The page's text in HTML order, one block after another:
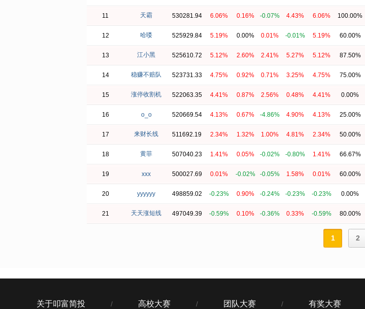
11 天霸 530281.94 6.06% 0.16% -0.07% 4.43% 6.06% 100.00%
12 哈喽 525929.84 5.19% 0.00% 0.01% -0.01% 5.19% 60.00%
13 江小黑 525610.72 5.12% 2.60% 2.41% 5.27% 5.12% 87.50%
14 稳赚不赔队 523731.33 4.75% 0.92% 0.71% 3.25% 4.75% 75.00%
15 涨停收割机 522063.35 4.41% 0.87% 2.56% 0.48% 4.41% 0.00%
16 o_o 520669.54 4.13% 0.67% -4.86% 4.90% 4.13% 25.00%
17 来财长线 511692.19 2.34% 1.32% 1.00% 4.81% 2.34% 50.00%
18 黄菲 507040.23 1.41% 0.05% -0.02% -0.80% 1.41% 66.67%
19 xxx 500027.69 0.01% -0.02% -0.05% 1.58% 0.01% 60.00%
20 yyyyyy 498859.02 -0.23% 0.90% -0.24% -0.23% -0.23% 0.00%
21 天天涨短线 497049.39 -0.59% 0.10% -0.36% 0.33% -0.59% 80.00%
1 2
关于叩富简投 / 高校大赛 / 团队大赛 / 有奖大赛